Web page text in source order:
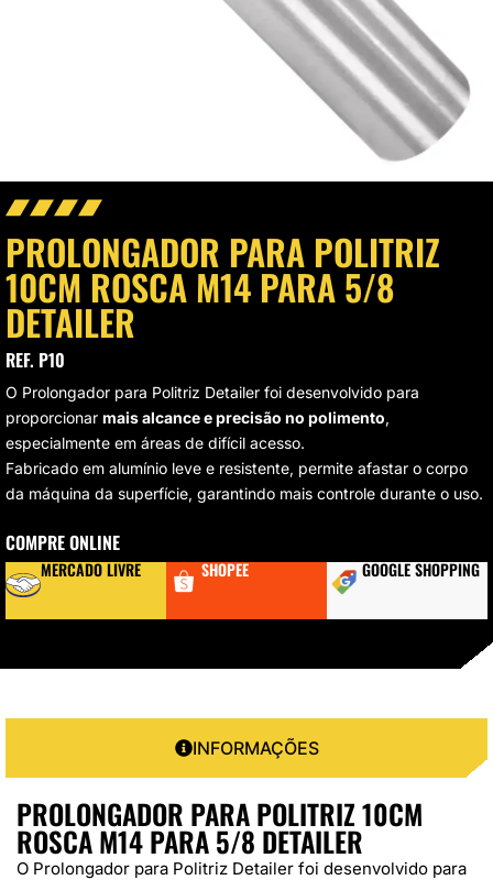
AUTOMOTIVO
MODULARES
DE FAROL
PROLONGADOR PARA POLITRIZ
10CM ROSCA M14 PARA 5/8
DETAILER
REF. P10
O Prolongador para Politriz Detailer foi desenvolvido para
proporcionar mais alcance e precisão no polimento,
especialmente em áreas de difícil acesso.
Fabricado em alumínio leve e resistente, permite afastar o corpo
da máquina da superfície, garantindo mais controle durante o uso.
COMPRE ONLINE
MERCADO LIVRE SHOPEE GOOGLE SHOPPING
INFORMAÇÕES
PROLONGADOR PARA POLITRIZ 10CM
ROSCA M14 PARA 5/8 DETAILER
O Prolongador para Politriz Detailer foi desenvolvido para